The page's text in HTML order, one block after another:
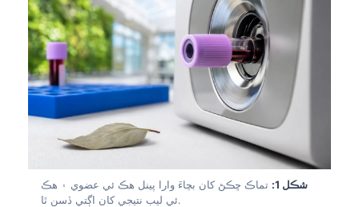
شڪل 1:
تماڪ ڇڪڻ کان بچاءَ وارا پينل هڪ ئي عضوي ۽ هڪ
ئي ليب نتيجي کان اڳتي ڏسن ٿا.